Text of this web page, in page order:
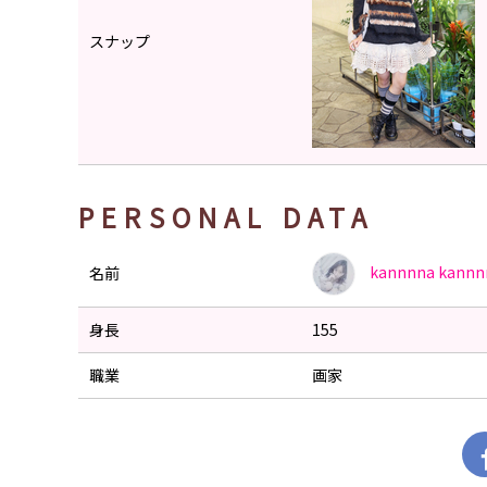
スナップ
PERSONAL DATA
名前 kannnna
身長 155
職業 画家